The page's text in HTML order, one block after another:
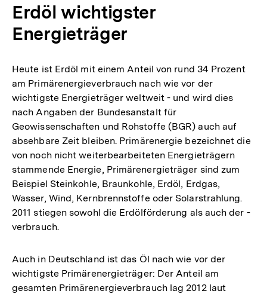
Erdöl wichtigster
Energieträger
Heute ist Erdöl mit einem Anteil von rund 34 Prozent
am Primärenergieverbrauch nach wie vor der
wichtigste Energieträger weltweit - und wird dies
nach Angaben der Bundesanstalt für
Geowissenschaften und Rohstoffe (BGR) auch auf
absehbare Zeit bleiben. Primärenergie bezeichnet die
von noch nicht weiterbearbeiteten Energieträgern
stammende Energie, Primärenergieträger sind zum
Beispiel Steinkohle, Braunkohle, Erdöl, Erdgas,
Wasser, Wind, Kernbrennstoffe oder Solarstrahlung.
2011 stiegen sowohl die Erdölförderung als auch der -
verbrauch.
Auch in Deutschland ist das Öl nach wie vor der
wichtigste Primärenergieträger: Der Anteil am
gesamten Primärenergieverbrauch lag 2012 laut